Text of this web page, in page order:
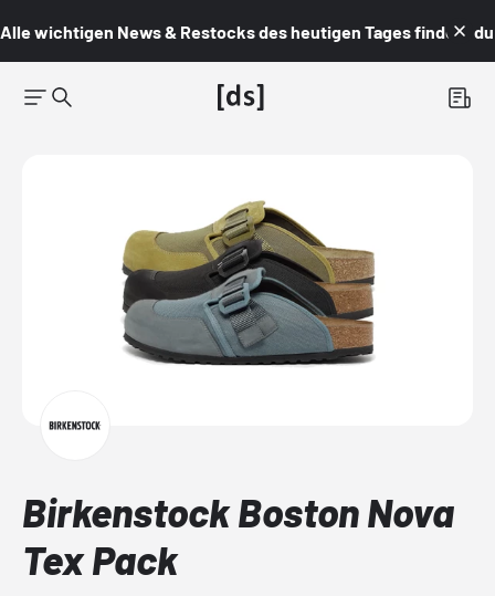
Alle wichtigen News & Restocks des heutigen Tages findest du
Birkenstock Boston Nova
Tex Pack